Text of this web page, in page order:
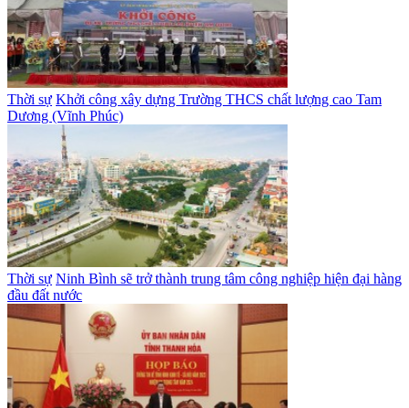
Thời sự Khởi công xây dựng Trường THCS chất lượng cao Tam
Dương (Vĩnh Phúc)
Thời sự Ninh Bình sẽ trở thành trung tâm công nghiệp hiện đại hàng
đầu đất nước